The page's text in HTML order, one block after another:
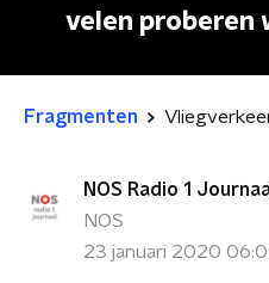
velen proberen
Fragmenten
NOS Radio 1
NOS
23 januari 2020